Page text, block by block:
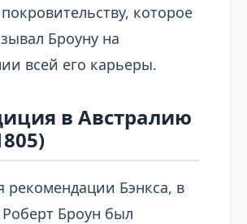
которое
Броуну на
всей его карьеры.
в Австралию
рекомендации Бэнкса, в
Роберт Броун был